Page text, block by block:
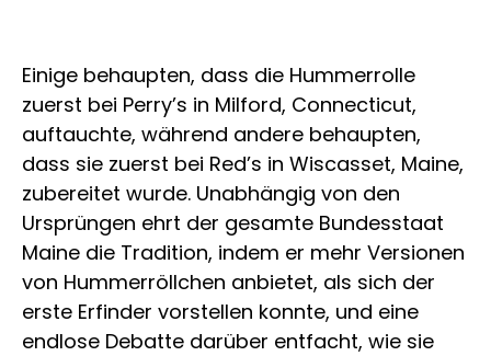
Einige behaupten, dass die Hummerrolle
zuerst bei Perry’s in Milford, Connecticut,
auftauchte, während andere behaupten,
dass sie zuerst bei Red’s in Wiscasset, Maine,
zubereitet wurde. Unabhängig von den
Ursprüngen ehrt der gesamte Bundesstaat
Maine die Tradition, indem er mehr Versionen
von Hummerröllchen anbietet, als sich der
erste Erfinder vorstellen konnte, und eine
endlose Debatte darüber entfacht, wie sie